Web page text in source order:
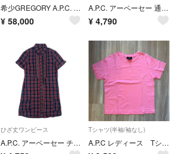
希少GREGORY A.P.C. リュック
¥ 58,000
A.P.C. アーペーセー 通年★ 総柄 リーフ柄 ひざ丈 ワンピース 日本製 Sz.S レディース
¥ 4,790
ひざ丈ワンピース
A.P.C. アーペーセー チェック 半袖 シャツ ワンピース サイズ XS /レディース
Tシャツ(半袖/袖なし)
A.P.C レディース Tシャツ ピンク